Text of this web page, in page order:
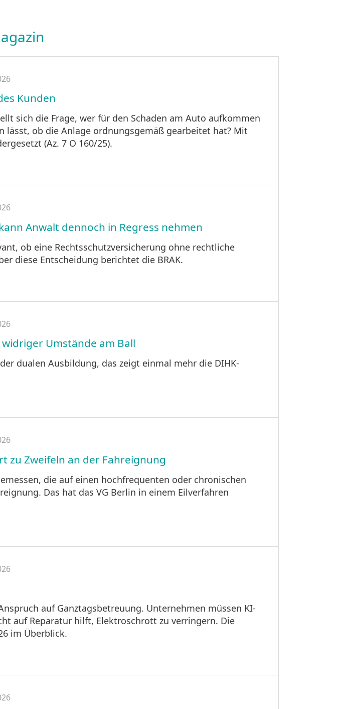
Kunden
sich die Frage, wer für den Schaden am Auto aufkommen
ob die Anlage ordnungsgemäß gearbeitet hat? Mit
(Az. 7 O 160/25).
Anwalt dennoch in Regress nehmen
ob eine Rechtsschutzversicherung ohne rechtliche
diese Entscheidung berichtet die BRAK.
Umstände am Ball
dualen Ausbildung, das zeigt einmal mehr die DIHK-
zu Zweifeln an der Fahreignung
die auf einen hochfrequenten oder chronischen
Das hat das VG Berlin in einem Eilverfahren
auf Ganztagsbetreuung. Unternehmen müssen KI-
auf Reparatur hilft, Elektroschrott zu verringern. Die
im Überblick.